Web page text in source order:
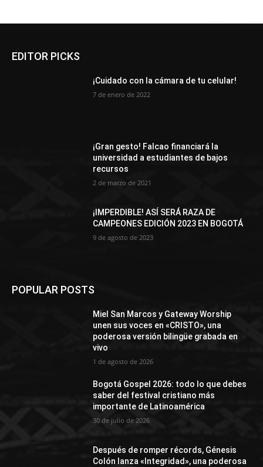
EDITOR PICKS
¡Cuidado con la cámara de tu celular!
7 de enero de 2022
¡Gran gesto! Falcao financiará la
universidad a estudiantes de bajos
recursos
2 de marzo de 2021
¡IMPERDIBLE! ASÍ SERÁ RAZA DE
CAMPEONES EDICIÓN 2023 EN BOGOTÁ
9 de agosto de 2023
POPULAR POSTS
Miel San Marcos y Gateway Worship
unen sus voces en «CRISTO», una
poderosa versión bilingüe grabada en
vivo
1 de agosto de 2026
Bogotá Gospel 2026: todo lo que debes
saber del festival cristiano más
importante de Latinoamérica
30 de julio de 2026
Después de romper récords, Génesis
Colón lanza «Integridad», una poderosa